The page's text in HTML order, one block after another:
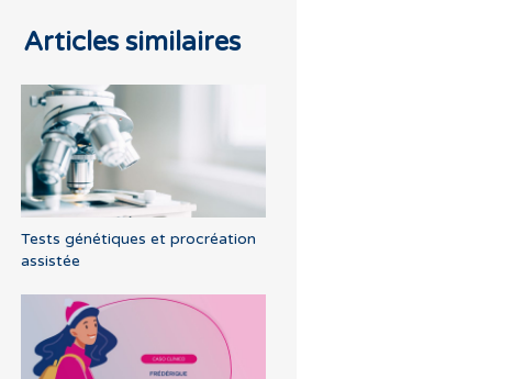
Articles similaires
Tests génétiques et procréation
assistée